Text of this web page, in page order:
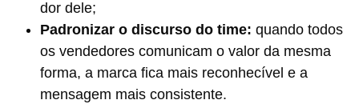
dor dele;
Padronizar o discurso do time: quando todos
os vendedores comunicam o valor da mesma
forma, a marca fica mais reconhecível e a
mensagem mais consistente.